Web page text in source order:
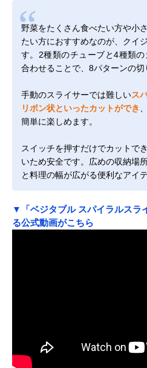
野菜をたくさん食べたい方や小
たい方におすすめなのが、クイ
す。2種類のチューブと4種類
合わせることで、8パターンの切
手動のスライサーでは難しいス
リボン状といったカットができ
簡単に楽しめます。
スイッチを押すだけでカットで
いため安全です。広めの収納場
と料理の幅が広がる便利なアイ
▼「ベジタブル スパイラルスラ
る公式動画がこちら